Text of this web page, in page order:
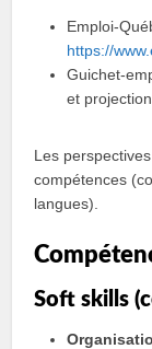
https://
et
Les
compétences
langues).
Soft skills